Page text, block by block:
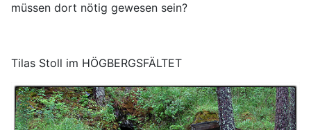
müssen dort nötig gewesen sein?
Tilas Stoll im HÖGBERGSFÄLTET